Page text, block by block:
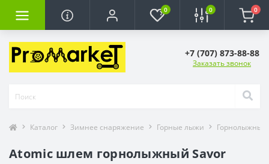
0 0 0
+7 (707) 873-88-88
Заказать звонок
Каталог Зимнее снаряжение Горные лыжи
Atomic шлем горнолыжный Savor